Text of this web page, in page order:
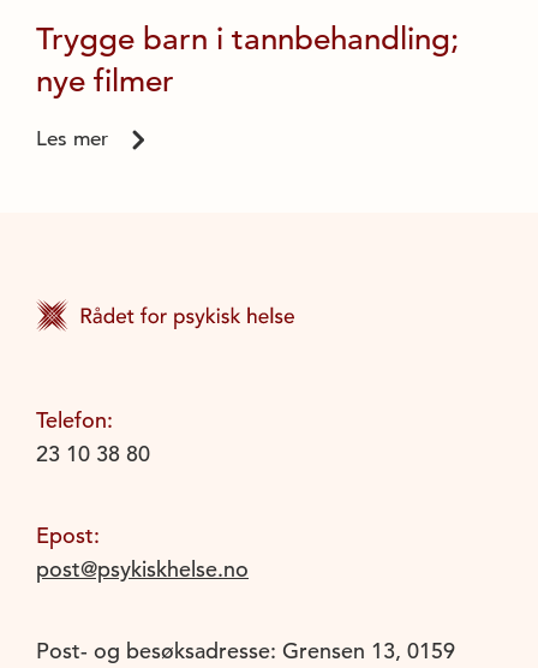
Trygge barn i tannbehandling;
nye filmer
Les mer
Telefon:
23 10 38 80
Epost:
post@psykiskhelse.no
Post- og besøksadresse: Grensen 13, 0159